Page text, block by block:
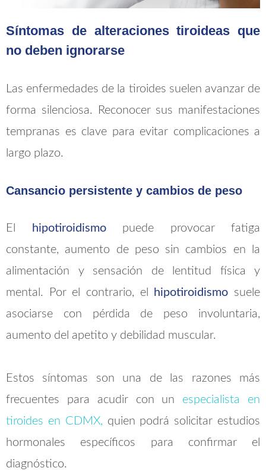
Síntomas de alteraciones tiroideas que
no deben ignorarse
Las enfermedades de la tiroides suelen avanzar de
forma silenciosa. Reconocer sus manifestaciones
tempranas es clave para evitar complicaciones a
largo plazo.
Cansancio persistente y cambios de peso
El hipotiroidismopuede provocar fatiga
constante, aumento de peso sin cambios en la
alimentación y sensación de lentitud física y
mental. Por el contrario, el
hipotiroidismo suele
asociarse con pérdida de peso involuntaria,
aumento del apetito y debilidad muscular.
Estos síntomas son una de las razones más
frecuentes para acudir con un especialista en
tiroides en CDMX, quien podrá solicitar estudios
hormonales específicos para confirmar el
diagnóstico.